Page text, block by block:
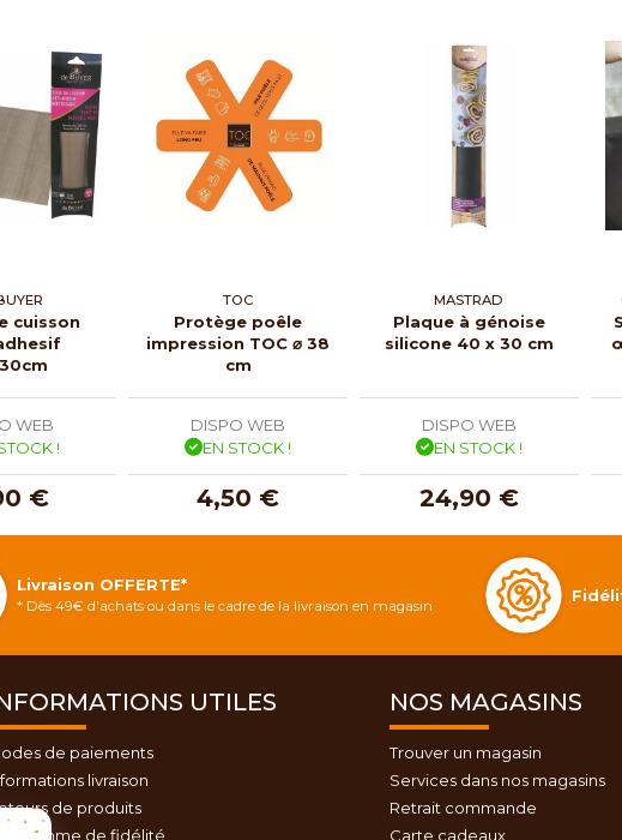
cuisson
WEB
!
€
TOC
Protège poêle
impression TOC ⌀ 38
cm
DISPO WEB
EN STOCK !
4,50 €
MASTRAD
Plaque à génoise
silicone 40 x 30 cm
DISPO WEB
EN STOCK !
24,90 €
Livraison OFFERTE*
* Dès 49€ d'achats ou dans le cadre de la livraison en magasin
UTILES
de paiements
livraison
de produits
de fidélité
NOS MAGASINS
Trouver un magasin
Services dans nos magasins
Retrait commande
Carte cadeaux